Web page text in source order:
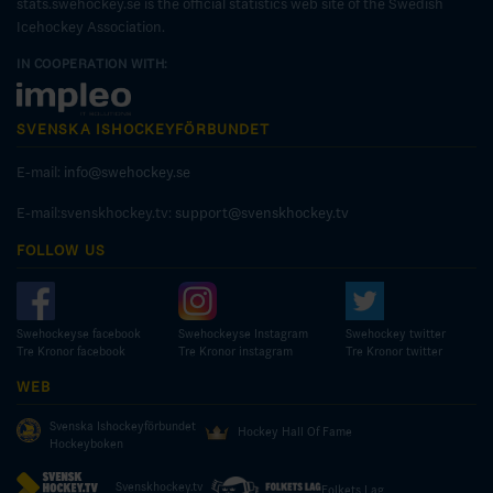
Icehockey Association.
IN COOPERATION WITH:
SVENSKA ISHOCKEYFÖRBUNDET
E-mail: info@swehockey.se
E-mail:svenskhockey.tv: support@svenskhockey.tv
FOLLOW US
Swehockeyse facebook
Tre Kronor facebook
Swehockeyse Instagram
Tre Kronor instagram
Swehockey twitter
Tre Kronor twitter
WEB
Svenska Ishockeyförbundet
Hockeyboken
Hockey Hall Of Fame
Svenskhockey.tv Folkets Lag